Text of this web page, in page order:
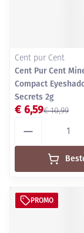
Cent pur Cent
Cent Pur Cent
Compact
Secrets 2g
€ 10,99
€ 6,59
PROMO